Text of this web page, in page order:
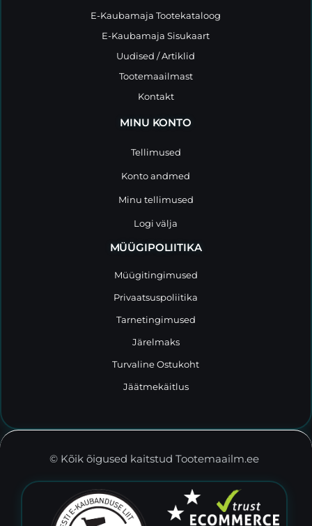
E-Kaubamaja Tootekataloog
E-Kaubamaja Sisukaart
Uudised / Artiklid
Tootemaailmast
Kontakt
MINU KONTO
Tellimused
Konto andmed
Minu tellimused
Logi välja
MÜÜGIPOLIITIKA
Müügitingimused
Privaatsuspoliitika
Tarnetingimused
Järelmaks
Turvaline Ostukoht
Jäätmekäitlus
© Kõik õigused kaitstud Tootemaailm.ee